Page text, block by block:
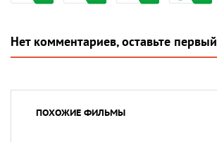
Нет комментариев, оставьте первый
ПОХОЖИЕ ФИЛЬМЫ